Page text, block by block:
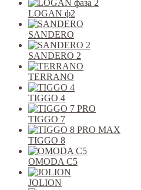
LOGAN ф2
SANDERO
SANDERO 2
TERRANO
TIGGO 4
TIGGO 7
TIGGO 8
OMODA C5
JOLION